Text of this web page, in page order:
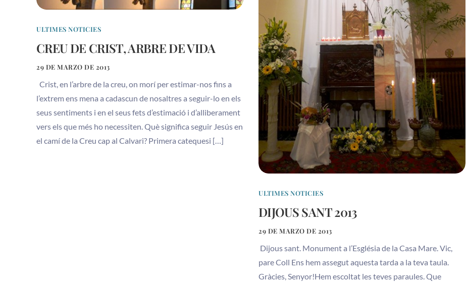
ULTIMES NOTICIES
CREU DE CRIST, ARBRE DE VIDA
29 DE MARZO DE 2013
Crist, en l’arbre de la creu, on morí per estimar-nos fins a
l’extrem ens mena a cadascun de nosaltres a seguir-lo en els
seus sentiments i en el seus fets d’estimació i d’alliberament
vers els que més ho necessiten. Què significa seguir Jesús en
el camí de la Creu cap al Calvari? Primera catequesi […]
ULTIMES NOTICIES
DIJOUS SANT 2013
29 DE MARZO DE 2013
Dijous sant. Monument a l’Església de la Casa Mare. Vic,
pare Coll Ens hem assegut aquesta tarda a la teva taula.
Gràcies, Senyor!Hem escoltat les teves paraules. Que